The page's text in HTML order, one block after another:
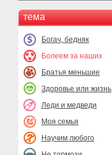
тема
Богач, бедняк
Болеем за наших
Братья меньшие
Здоровье или жизнь
Леди и медведи
Моя семья
Научим любого